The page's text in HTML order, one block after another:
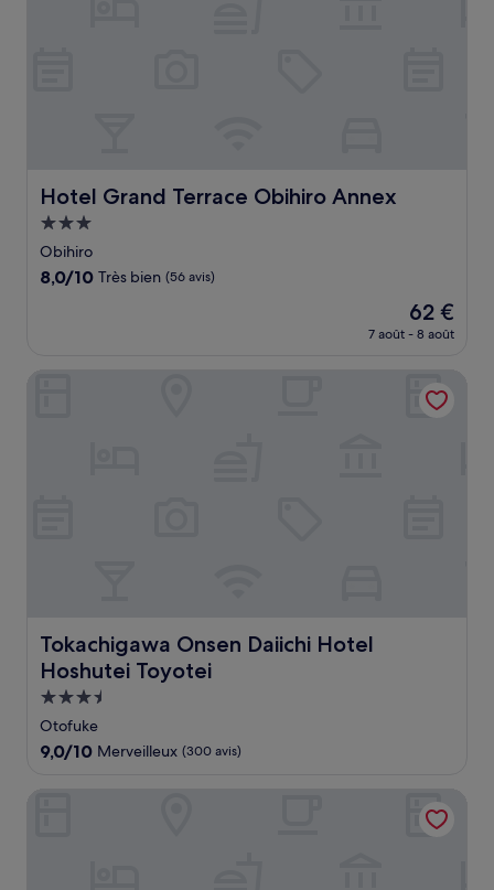
Hotel Grand Terrace Obihiro Annex
Hotel Grand Terrace Obihiro Annex
Hébergement
3.0 étoiles
Obihiro
8.0
(56 avis)
8,0/10 Très bien (56 avis)
Le
nouveau
de
62 €
62 €
7 août - 8 août
Tokachigawa Onsen Daiichi Hotel
Hoshutei Toyotei
Tokachigawa Onsen Daiichi Hotel Hoshutei Toyotei
Hébergement
3.5 étoiles
Otofuke
9.0
10,
9,0/10 Merveilleux (300 avis)
Tokachigawa Onsen Daiichi Hotel Hoshutei Toyotei